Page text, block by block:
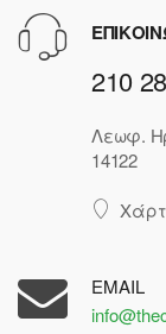
210
Λεωφ.
14122
EMAIL